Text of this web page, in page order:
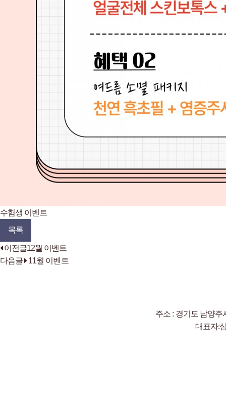
수험생 이벤트
목록
이전글12월 이벤트
다음글 11월 이벤트
주소 : 경기도 남양
대표자: